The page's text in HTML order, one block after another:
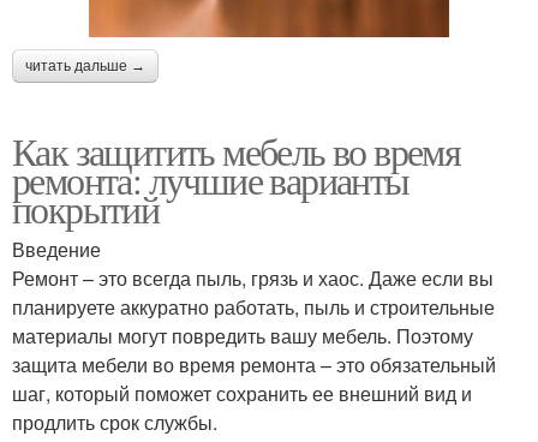
читать дальше →
Как защитить мебель во время
ремонта: лучшие варианты
покрытий
Введение
Ремонт – это всегда пыль, грязь и хаос. Даже если вы
планируете аккуратно работать, пыль и строительные
материалы могут повредить вашу мебель. Поэтому
защита мебели во время ремонта – это обязательный
шаг, который поможет сохранить ее внешний вид и
продлить срок службы.